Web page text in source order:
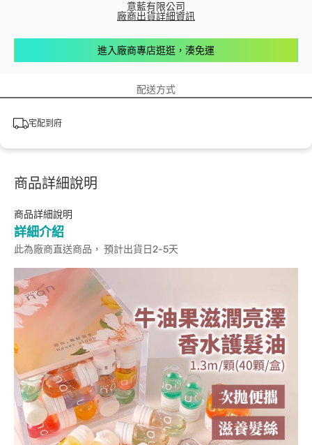
意藍有限公司
廠商出貨詳細資訊
進入廠商專店逛逛，湊免運
配送方式
宅配到府
商品詳細說明
商品詳細說明
詳細介紹
此為廠商直送商品， 預計出貨日2-5天